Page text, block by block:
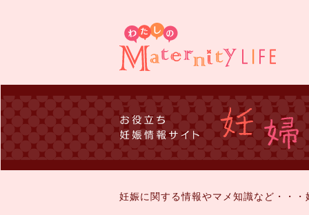
妊娠に関する情報やマメ知識など・・